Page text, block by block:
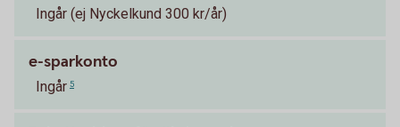
Ingår (ej Nyckelkund 300 kr/år)
e-sparkonto
Ingår 5